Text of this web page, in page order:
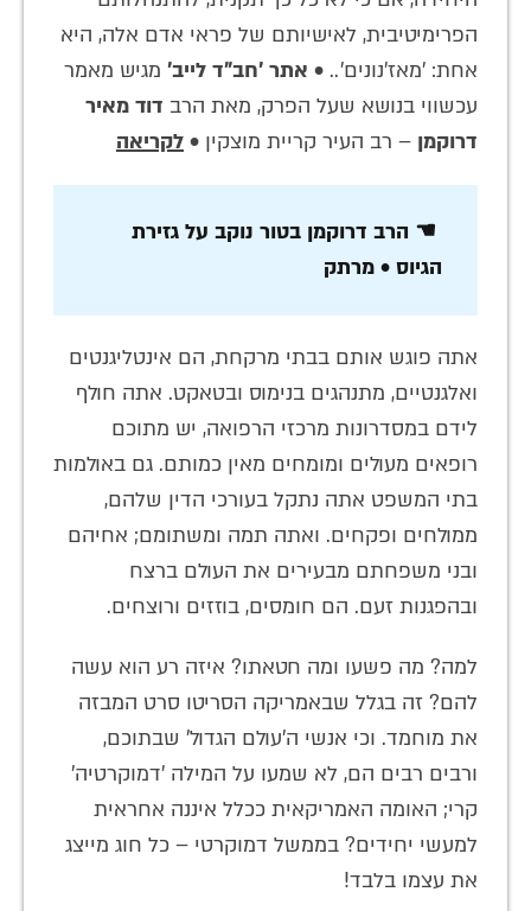
הפרימיטיבית, לאישיותם של פראי אדם אלה, היא
אחת: 'מאז'נונים'.. • אתר 'חב"ד לייב' מגיש מאמר
עכשווי בנושא שעל הפרק, מאת הרב דוד מאיר
דרוקמן – רב העיר קריית מוצקין • לקריאה
☚ הרב דרוקמן בטור נוקב על גזירת
הגיוס • מרתק
אתה פוגש אותם בבתי מרקחת, הם אינטליגנטים
ואלגנטיים, מתנהגים בנימוס ובטאקט. אתה חולף
לידם במסדרונות מרכזי הרפואה, יש מתוכם
רופאים מעולים ומומחים מאין כמותם. גם באולמות
בתי המשפט אתה נתקל בעורכי הדין שלהם,
ממולחים ופקחים. ואתה תמה ומשתומם; אחיהם
ובני משפחתם מבעירים את העולם ברצח
ובהפגנות זעם. הם חומסים, בוזזים ורוצחים.
למה? מה פשעו ומה חטאתו? איזה רע הוא עשה
להם? זה בגלל שבאמריקה הסריטו סרט המבזה
את מוחמד. וכי אנשי ה'עולם הגדול' שבתוכם,
ורבים רבים הם, לא שמעו על המילה 'דמוקרטיה'
קרי; האומה האמריקאית ככלל איננה אחראית
למעשי יחידים? בממשל דמוקרטי – כל חוג מייצג
את עצמו בלבד!